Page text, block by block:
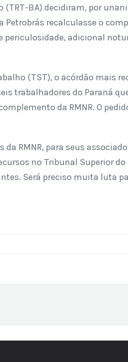
(TRT-BA) decidiram, por
recalculasse o
periculosidade, adicional
(TST), o acórdão mais
trabalhadores do Paraná
da RMNR. O
da RMNR, para seus
no Tribunal Superior do
Será preciso muita luta